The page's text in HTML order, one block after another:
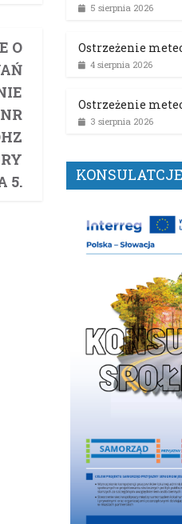
O
5.
5 sierpnia 2026
Ostrzeżenie
4 sierpnia 2026
Ostrzeżenie
3 sierpnia 2026